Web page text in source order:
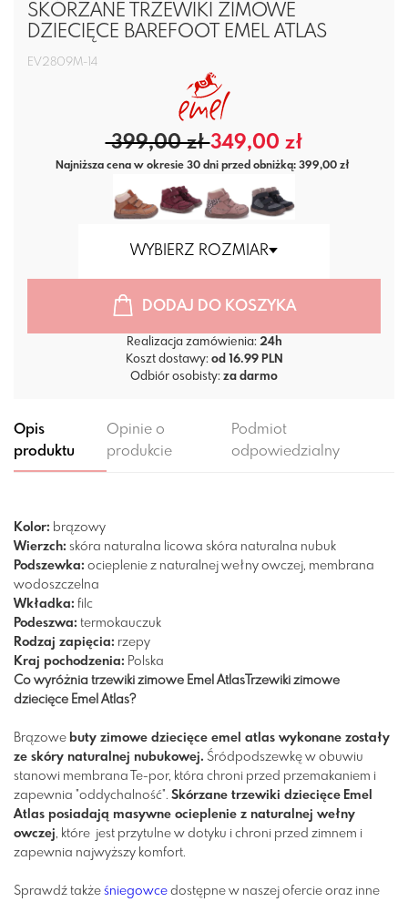
SKÓRZANE TRZEWIKI ZIMOWE
DZIECIĘCE BAREFOOT EMEL ATLAS
EV2809M-14
399,00 zł349,00 zł
Najniższa cena w okresie 30 dni przed obniżką: 399,00 zł
WYBIERZ ROZMIAR
DODAJ DO KOSZYKA
Realizacja zamówienia: 24h
Koszt dostawy: od 16.99 PLN
Odbiór osobisty: za darmo
Opis
produktu
Opinie o
produkcie
Podmiot
odpowiedzialny
Kolor: brązowy
Wierzch: skóra naturalna licowa skóra naturalna nubuk
Podszewka: ocieplenie z naturalnej wełny owczej, membrana
wodoszczelna
Wkładka: filc
Podeszwa: termokauczuk
Rodzaj zapięcia: rzepy
Kraj pochodzenia: Polska
Co wyróżnia trzewiki zimowe Emel AtlasTrzewiki zimowe
dziecięce Emel Atlas?
Brązowe buty zimowe dziecięce emel atlas wykonane zostały
ze skóry naturalnej nubukowej. Śródpodszewkę w obuwiu
stanowi membrana Te-por, która chroni przed przemakaniem i
zapewnia "oddychalność". Skórzane trzewiki dziecięce Emel
Atlas posiadają masywne ocieplenie z naturalnej wełny
owczej, które jest przytulne w dotyku i chroni przed zimnem i
zapewnia najwyższy komfort.
Sprawdź także śniegowce dostępne w naszej ofercie oraz inne